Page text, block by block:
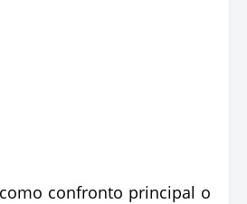
confronto principal o